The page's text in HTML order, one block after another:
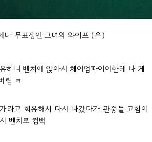
나 무표정인 그녀의 와이프 (우)
하니 벤치에 앉아서 체어엄파이어한테 나 게
림 ㅋ
라고 회유해서 다시 나갔다가 관중들 고함이
벤치로 컴백